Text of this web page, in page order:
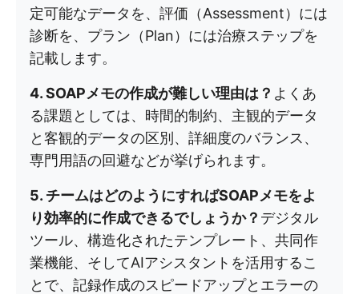
定可能なデータを、評価（Assessment）には
診断を、プラン（Plan）には治療ステップを
記載します。
4. SOAPメモの作成が難しい理由は？ よくあ
る課題としては、時間的制約、主観的データ
と客観的データの区別、詳細度のバランス、
専門用語の回避などが挙げられます。
5. チームはどのようにすればSOAPメモをよ
り効率的に作成できるでしょうか？ デジタル
ツール、構造化されたテンプレート、共同作
業機能、そしてAIアシスタントを活用するこ
とで、記録作成のスピードアップとエラーの